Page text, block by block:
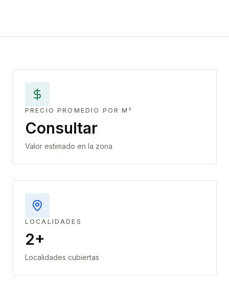
PRECIO PROMEDIO POR M²
Consultar
Valor estimado en la zona
LOCALIDADES
2+
Localidades cubiertas